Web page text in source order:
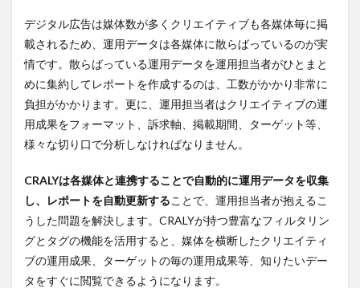
の料金
2.1
プラ
ンは
どう
やっ
て選
べば
い
自分
にあ
った
プラ
ンを
ポイ
ント
デジタル広告は媒体数が多くクリエイティブも各媒体毎に掲
載されるため、運用データは各媒体に散らばっているのが実
情です。散らばっている運用データを運用担当者がひとまと
めに集約してレポートを作成するのは、工数がかかり非常に
負担がかかります。更に、運用担当者はクリエイティブの運
用成果をフォーマット、訴求軸、掲載期間、ターゲット等、
様々な切り口で分析しなければなりません。
CRALYは各媒体と連携することで自動的に運用データを収集
し、レポートを自動更新することで、運用担当者が抱えるこ
うした問題を解決します。CRALYが持つ豊富なフィルタリン
グとタグの機能を活用すると、媒体を横断したクリエイティ
ブの運用成果、ターゲットの毎の運用成果等、知りたいデー
タをすぐに閲覧できるようになります。